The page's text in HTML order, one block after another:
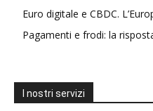
Euro digitale e CBDC.
Pagamenti e frodi: la
I nostri servizi